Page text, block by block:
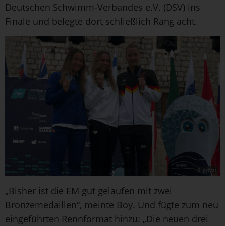
Deutschen Schwimm-Verbandes e.V. (DSV) ins
Finale und belegte dort schließlich Rang acht.
© privat
„Bisher ist die EM gut gelaufen mit zwei
Bronzemedaillen“, meinte Boy. Und fügte zum neu
eingeführten Rennformat hinzu: „Die neuen drei